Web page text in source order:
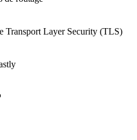
Transport Layer Security (TLS)